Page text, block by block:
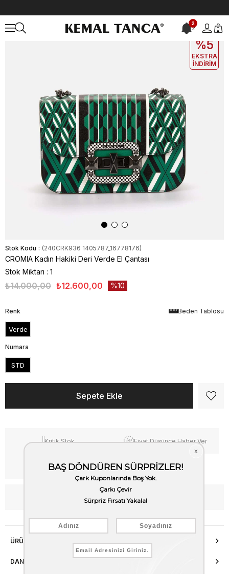
2
2 0
EKLE5
%5
EKSTRA
İNDİRİM
Stok Kodu (240CRK936 1405787_16778176)
CROMIA Kadın Hakiki Deri Verde El Çantası
Stok Miktarı : 1
₺14.000,00 ₺12.600,00 10
Beden Tablosu
Renk
Verde
Numara
STD
Kritik Stok Fiyat Düşünce Haber Ver
Kargo Bedava
WhatsApp’tan Bilgi Al
ÜRÜN ÖZELLIKLERI
DANIŞMA HATTI